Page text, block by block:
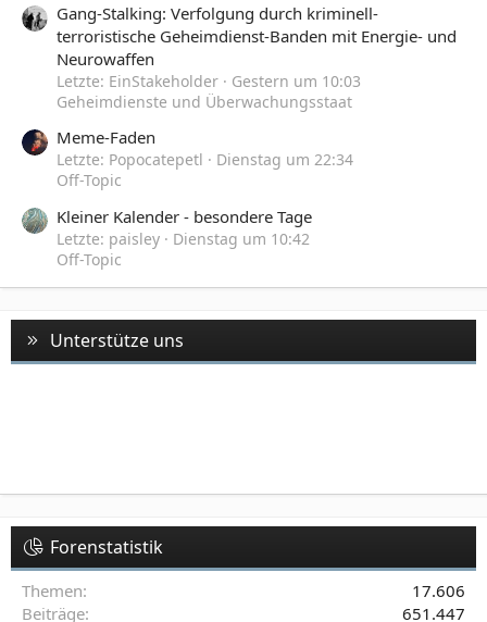
Gang-Stalking: Verfolgung durch kriminell-
terroristische Geheimdienst-Banden mit Energie- und
Neurowaffen
Letzte: EinStakeholder
Gestern um 10:03
Geheimdienste und Überwachungsstaat
Meme-Faden
Letzte: Popocatepetl
Dienstag um 22:34
Off-Topic
Kleiner Kalender - besondere Tage
Letzte: paisley
Dienstag um 10:42
Off-Topic
Unterstütze uns
Forenstatistik
Themen
17.606
Beiträge
651.447